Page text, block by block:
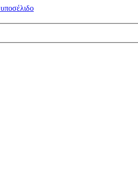
υποσέλιδο